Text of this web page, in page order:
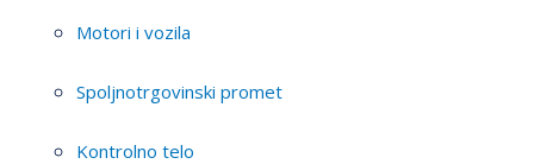
Motori i vozila
Spoljnotrgovinski promet
Kontrolno telo